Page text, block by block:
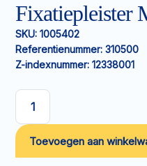
Fixatiepleister
SKU: 1005402
Referentienummer: 310500
Z-indexnummer: 12338001
Fixatiepleister
Mefix
10mx5cm
aantal
Toevoegen aan